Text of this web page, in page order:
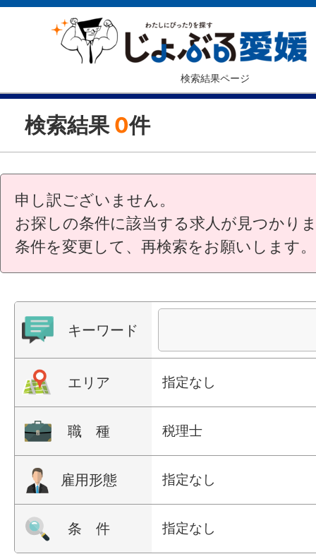
検索結果ページ
検索結果 0件
申し訳ございません。
お探しの条件に該当する求人が見つかり
条件を変更して、再検索をお願いします。
キーワード
エリア 指定なし
職 種 税理士
雇用形態 指定なし
条 件 指定なし